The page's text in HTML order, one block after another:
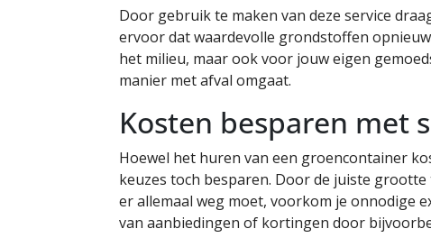
Door gebruik te maken van deze service
ervoor dat waardevolle grondstoffen
het milieu, maar ook voor jouw eigen
manier met afval omgaat.
Kosten besparen met
Hoewel het huren van een groencontainer
keuzes toch besparen. Door de juiste
er allemaal weg moet, voorkom je onnodige
van aanbiedingen of kortingen door